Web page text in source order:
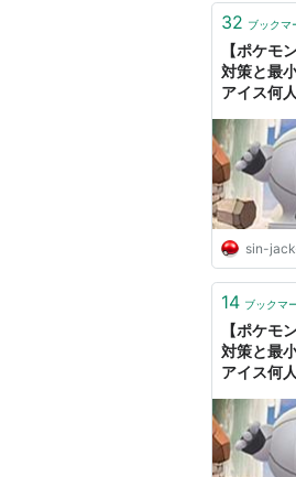
重さ
進化の系譜
レジアイ
32 ブックマ
【ポケモ
対策と最
アイス何
GO!
sin-jack-
14 ブックマ
【ポケモ
対策と最
アイス何
GO!